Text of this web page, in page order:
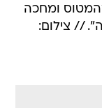
ומחכה
// צילום: